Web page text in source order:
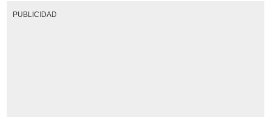
PUBLICIDAD